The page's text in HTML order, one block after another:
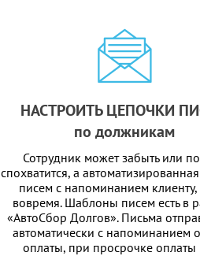
НАСТРОИТЬ ЦЕПОЧКИ
по должникам
Сотрудник может забыть или
спохватится, а
писем с напоминанием клиенту,
вовремя. Шаблоны писем есть в
«АвтоСбор Долгов». Письма
автоматически с напоминанием
оплаты, при просрочке оплаты